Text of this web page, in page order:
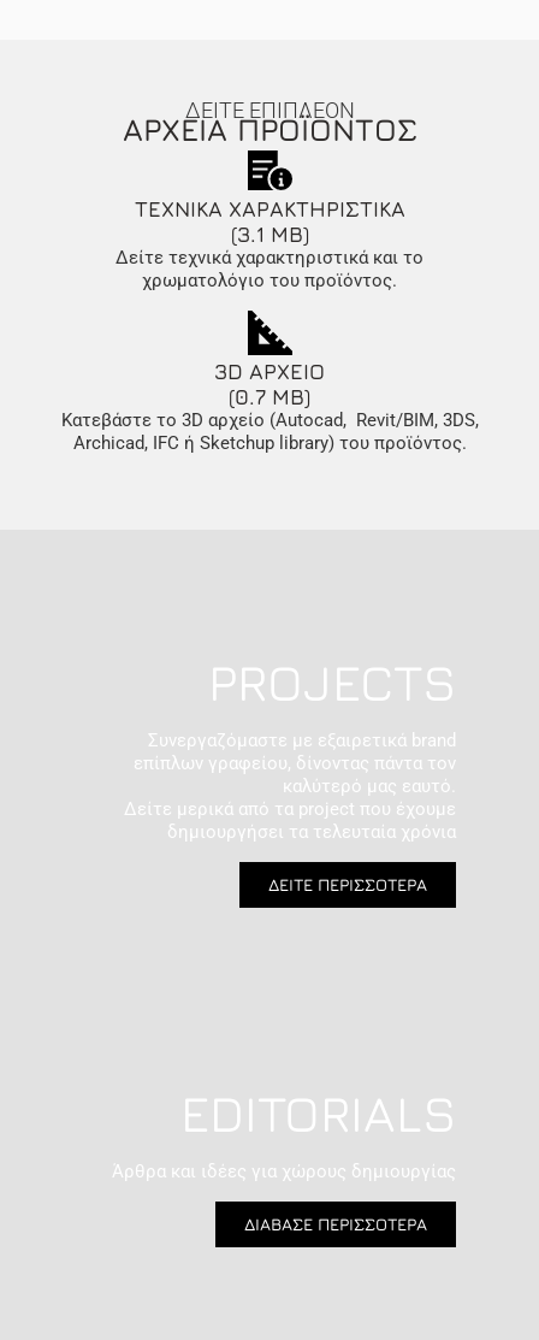
ΔΕΙΤΕ ΕΠΙΠΛΕΟΝ
ΑΡΧΕΙΑ ΠΡΟΪΟΝΤΟΣ
ΤΕΧΝΙΚΑ ΧΑΡΑΚΤΗΡΙΣΤΙΚΑ
(3.1 MB)
Δείτε τεχνικά χαρακτηριστικά και το
χρωματολόγιο του προϊόντος.
3D ΑΡΧΕΙΟ
(0.7 MB)
Κατεβάστε το 3D αρχείο (Autocad, Revit/BIM, 3DS,
Archicad, IFC ή Sketchup library) του προϊόντος.
PROJECTS
Συνεργαζόμαστε με εξαιρετικά brand
επίπλων γραφείου, δίνοντας πάντα τον
καλύτερό μας εαυτό.
Δείτε μερικά από τα project που έχουμε
δημιουργήσει τα τελευταία χρόνια
ΔΕΙΤΕ ΠΕΡΙΣΣΟΤΕΡΑ
EDITORIALS
Άρθρα και ιδέες για χώρους δημιουργίας
ΔΙΑΒΑΣΕ ΠΕΡΙΣΣΟΤΕΡΑ